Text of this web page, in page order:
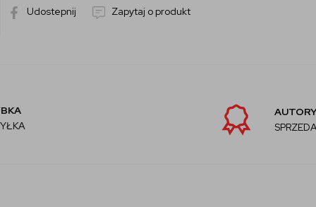
Udostepnij Zapytaj o produkt
AUTORYZOWANY
SPRZEDAWCA